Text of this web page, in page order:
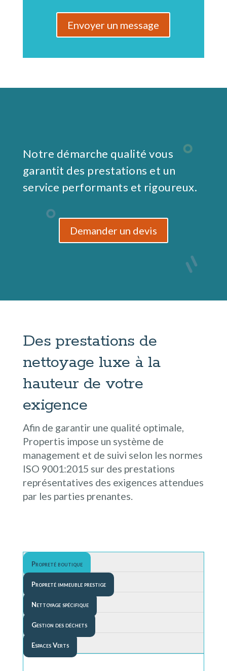
Envoyer un message
Notre démarche qualité vous
garantit des prestations et un
service performants et rigoureux.
Demander un devis
Des prestations de
nettoyage luxe à la
hauteur de votre
exigence
Afin de garantir une qualité optimale,
Propertis impose un système de
management et de suivi selon les normes
ISO 9001:2015 sur des prestations
représentatives des exigences attendues
par les parties prenantes.
Propreté boutique
Propreté immeuble prestige
Nettoyage spécifique
Gestion des déchets
Espaces Verts